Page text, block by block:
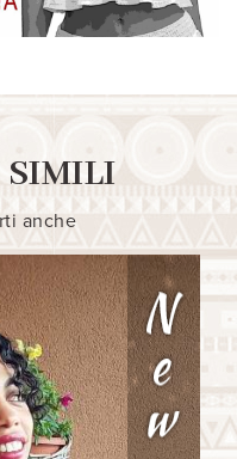
SIMILI
anche